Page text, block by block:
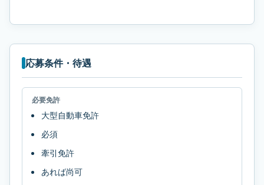
応募条件・待遇
必要免許
大型自動車免許
必須
牽引免許
あれば尚可